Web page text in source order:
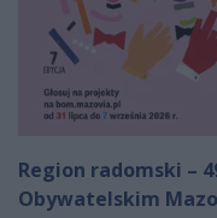
Region radomski –
Obywatelskim